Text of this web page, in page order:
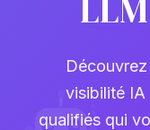
visibilité IA
qualifiés qui